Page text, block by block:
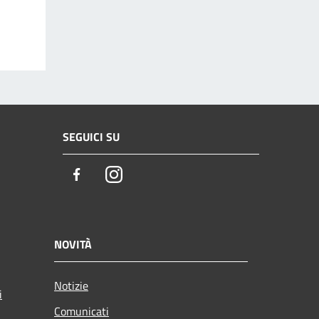
SEGUICI SU
FacebookInstagram
NOVITÀ
Notizie
Comunicati